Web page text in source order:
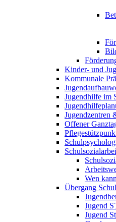
Kinder- und
Kommunale
Jugendhilfe im
Jugendzentren
Offener
Wen
Übergang
Jugend
Jugend